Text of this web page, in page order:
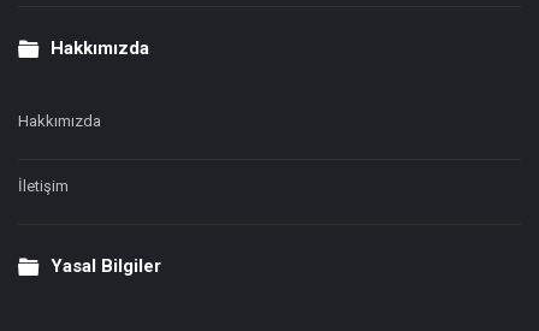
Hakkımızda
Hakkımızda
İletişim
Yasal Bilgiler